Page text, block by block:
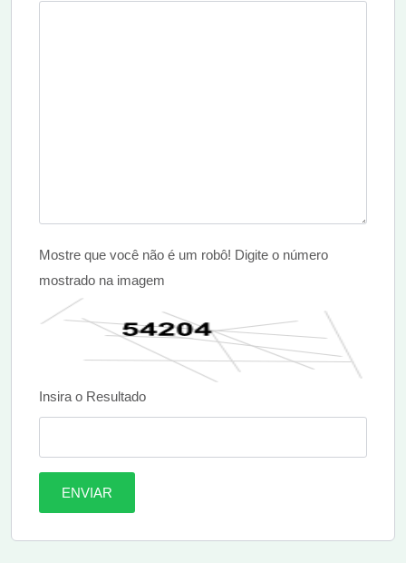
Mostre que você não é um robô! Digite o número
mostrado na imagem
Insira o Resultado
ENVIAR